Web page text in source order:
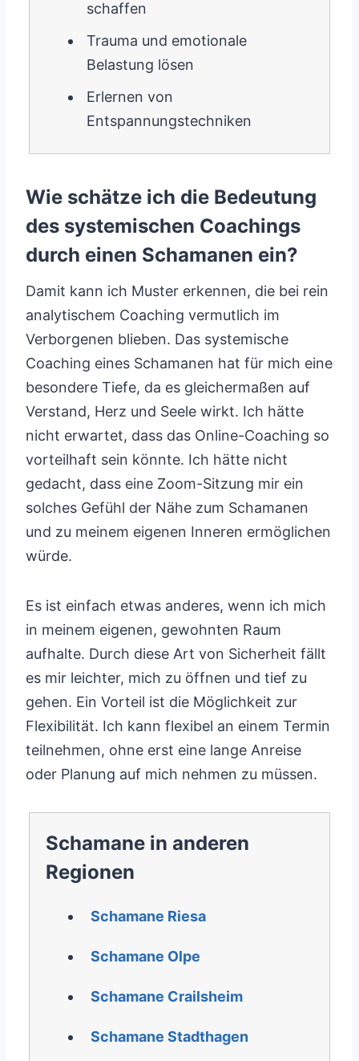
schaffen
Trauma und emotionale
Belastung lösen
Erlernen von
Entspannungstechniken
Wie schätze ich die Bedeutung
des systemischen Coachings
durch einen Schamanen ein?
Damit kann ich Muster erkennen, die bei rein
analytischem Coaching vermutlich im
Verborgenen blieben. Das systemische
Coaching eines Schamanen hat für mich eine
besondere Tiefe, da es gleichermaßen auf
Verstand, Herz und Seele wirkt. Ich hätte
nicht erwartet, dass das Online-Coaching so
vorteilhaft sein könnte. Ich hätte nicht
gedacht, dass eine Zoom-Sitzung mir ein
solches Gefühl der Nähe zum Schamanen
und zu meinem eigenen Inneren ermöglichen
würde.
Es ist einfach etwas anderes, wenn ich mich
in meinem eigenen, gewohnten Raum
aufhalte. Durch diese Art von Sicherheit fällt
es mir leichter, mich zu öffnen und tief zu
gehen. Ein Vorteil ist die Möglichkeit zur
Flexibilität. Ich kann flexibel an einem Termin
teilnehmen, ohne erst eine lange Anreise
oder Planung auf mich nehmen zu müssen.
Schamane in anderen
Regionen
Schamane Riesa
Schamane Olpe
Schamane Crailsheim
Schamane Stadthagen